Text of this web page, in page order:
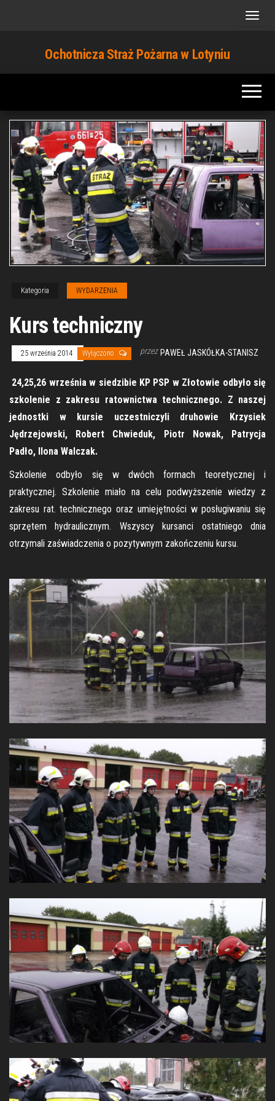
Ochotnicza Straż Pożarna w Lotyniu
Kategoria WYDARZENIA
Kurs techniczny
25 września 2014 Wyłączono przez PAWEŁ JASKÓŁKA-STANISZ
24,25,26 września w siedzibie KP PSP w Złotowie odbyło się
szkolenie z zakresu ratownictwa technicznego. Z naszej
jednostki w kursie uczestniczyli druhowie Krzysiek
Jędrzejowski, Robert Chwieduk, Piotr Nowak, Patrycja
Padło, Ilona Walczak.
Szkolenie odbyło się w dwóch formach teoretycznej i
praktycznej. Szkolenie miało na celu podwyższenie wiedzy z
zakresu rat. technicznego oraz umiejętności w posługiwaniu się
sprzętem hydraulicznym. Wszyscy kursanci ostatniego dnia
otrzymali zaświadczenia o pozytywnym zakończeniu kursu.